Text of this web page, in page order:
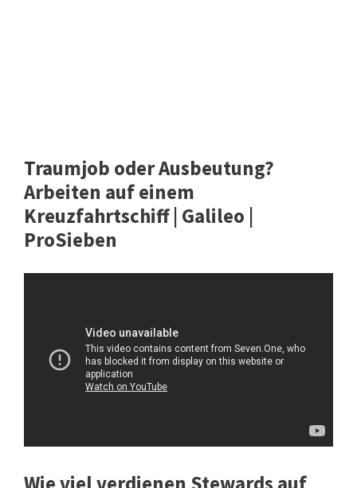
Traumjob oder Ausbeutung?
Arbeiten auf einem
Kreuzfahrtschiff | Galileo |
ProSieben
Wie viel verdienen Stewards auf